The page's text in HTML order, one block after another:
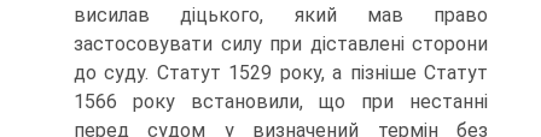
висилав діцького, який мав право
застосовувати силу при діставлені сторони
до суду. Статут 1529 року, а пізніше Статут
1566 року встановили, що при нестанні
перед судом у визначений термін без